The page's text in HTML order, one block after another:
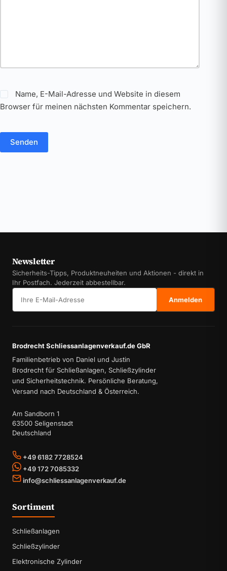
Name, E-Mail-Adresse und Website in diesem
Browser für meinen nächsten Kommentar speichern.
Senden
Newsletter
Sicherheits-Tipps, Produktneuheiten und Aktionen - direkt in
Ihr Postfach. Jederzeit abbestellbar.
Anmelden
Brodrecht Schliessanlagenverkauf.de GbR
Familienbetrieb von Daniel und Justin
Brodrecht für Schließanlagen, Schließzylinder
und Sicherheitstechnik. Persönliche Beratung,
Versand nach Deutschland & Österreich.
Am Sandborn 1
63500 Seligenstadt
Deutschland
+49 6182 7728524
+49 172 7085332
info@schliessanlagenverkauf.de
Sortiment
Schließanlagen
Schließzylinder
Elektronische Zylinder